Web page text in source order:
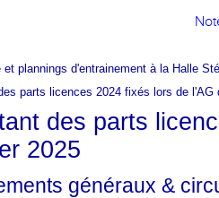
et plannings d'entrainement à la Halle
parts licences 2024 fixés lors de l'AG
des parts
2025
généraux &